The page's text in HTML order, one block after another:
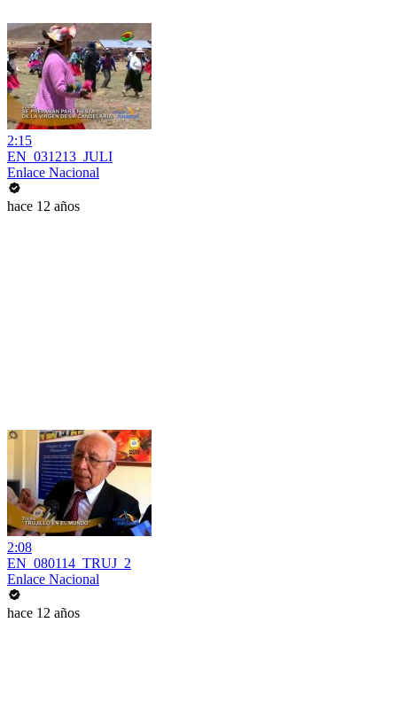
2:15
EN_031213_JULI
Enlace Nacional
hace 12 años
2:08
EN_080114_TRUJ_2
Enlace Nacional
hace 12 años